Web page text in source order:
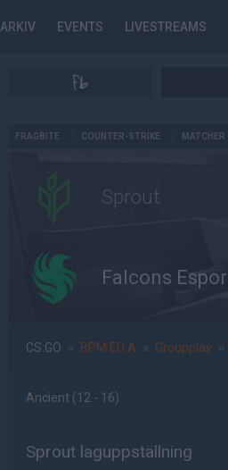
ARKIV EVENTS LIVESTREAMS
FRAGBITE COUNTER-STRIKE MATCHER
Sprout
Falcons
CS:GO » BPM EU A » Groupplay »
Ancient (12 - 16)
Sprout laguppställning